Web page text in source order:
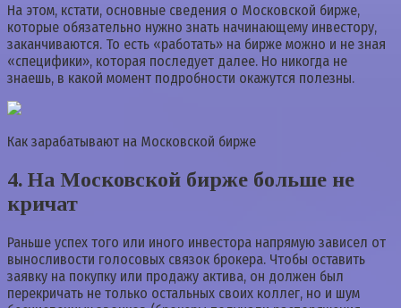
На этом, кстати, основные сведения о Московской бирже,
которые обязательно нужно знать начинающему инвестору,
заканчиваются. То есть «работать» на бирже можно и не зная
«специфики», которая последует далее. Но никогда не
знаешь, в какой момент подробности окажутся полезны.
Как зарабатывают на Московской бирже
4. На Московской бирже больше не
кричат
Раньше успех того или иного инвестора напрямую зависел от
выносливости голосовых связок брокера. Чтобы оставить
заявку на покупку или продажу актива, он должен был
перекричать не только остальных своих коллег, но и шум